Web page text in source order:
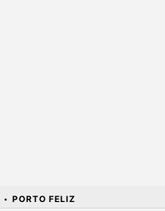
• PORTO FELIZ